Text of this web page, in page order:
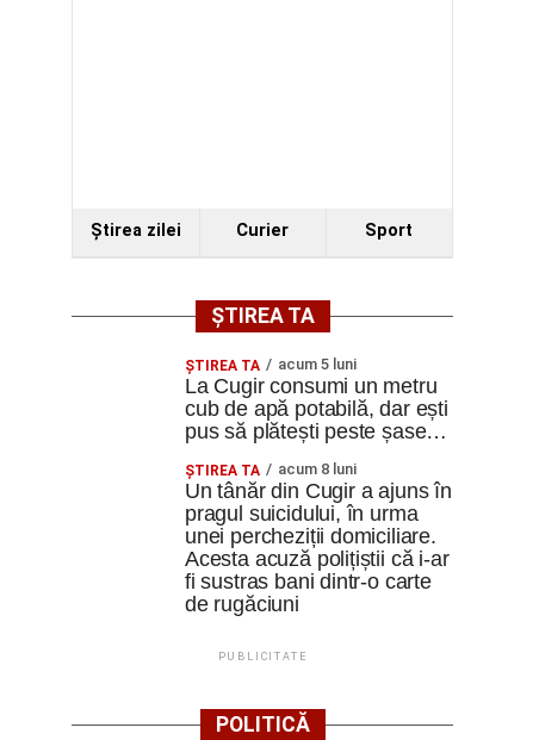
Ştirea zilei Curier Sport
ȘTIREA TA
ȘTIREA TA acum 5 luni
La Cugir consumi un metru
cub de apă potabilă, dar ești
pus să plătești peste șase…
ȘTIREA TA acum 8 luni
Un tânăr din Cugir a ajuns în
pragul suicidului, în urma
unei percheziții domiciliare.
Acesta acuză polițiștii că i-ar
fi sustras bani dintr-o carte
de rugăciuni
PUBLICITATE
POLITICĂ